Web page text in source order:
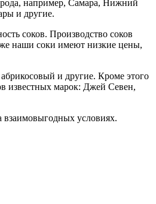
например, Самара, Нижний
и другие.
соков. Производство соков
наши соки имеют низкие цены,
и другие. Кроме этого
известных марок: Джей Севен,
взаимовыгодных условиях.